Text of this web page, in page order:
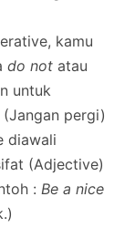
kamu
do not atau
untuk
(Jangan pergi)
diawali
(Adjective)
: Be a nice